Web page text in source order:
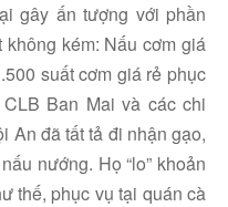
gây ấn tượng với phần
kém: Nấu cơm giá
suất cơm giá rẻ phục
Ban Mai và các chi
An đã tất tả đi nhận gạo,
nướng. Họ “lo” khoản
thế, phục vụ tại quán cà